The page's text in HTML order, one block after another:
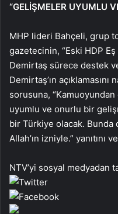
“GELİŞMELER UYUMLU
MHP lideri Bahçeli, grup
gazetecinin, “Eski HDP
Demirtaş sürece destek
Demirtaş’ın
sorusuna,
uyumlu ve onurlu bir
bir Türkiye olacak. Bunda
Allah’ın izniyle.” yanıtını
NTV’yi sosyal medyadan